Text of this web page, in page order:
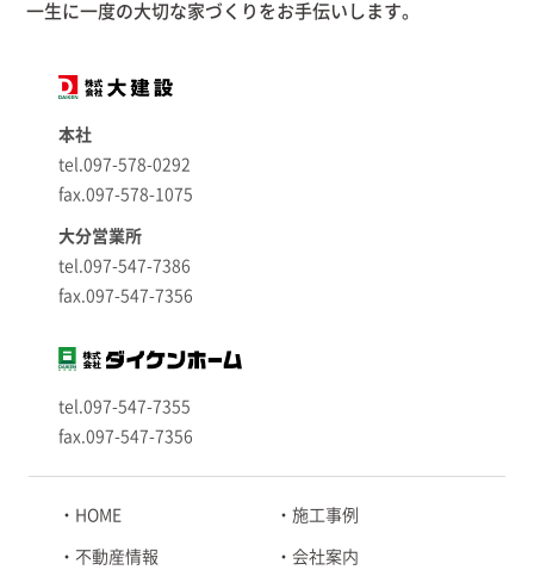
一生に一度の大切な家づくりをお手伝いします。
本社
tel.097-578-0292
fax.097-578-1075
大分営業所
tel.097-547-7386
fax.097-547-7356
tel.097-547-7355
fax.097-547-7356
HOME 施工事例
不動産情報 会社案内